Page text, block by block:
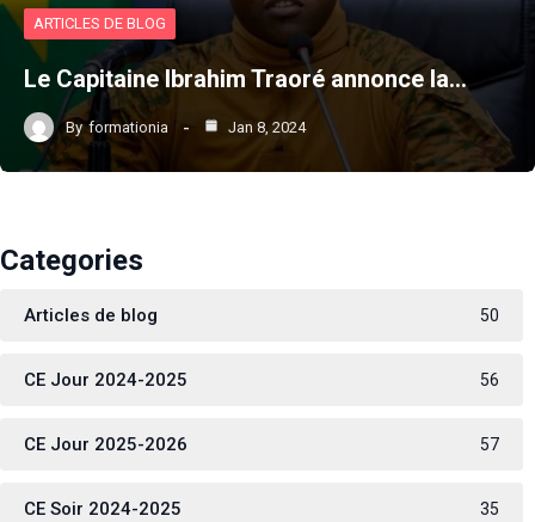
ARTICLES DE BLOG
Le Capitaine Ibrahim Traoré annonce la…
By formationia Jan 8, 2024
Categories
Articles de blog 50
CE Jour 2024-2025 56
CE Jour 2025-2026 57
CE Soir 2024-2025 35